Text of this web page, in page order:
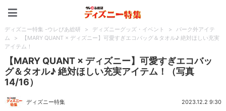
ディズニー特集 -ウレぴあ総研 > ディズニーグッズ・イベント >
パーク外アイテ
ム
>
【MARY QUANT × ディズニー】可愛すぎエコバッグ＆タオル♪ 絶対ほしい充実
アイテム！
【MARY QUANT × ディズニー】可愛すぎエコバッ
グ＆タオル♪ 絶対ほしい充実アイテム！（写真
14/16）
ディズニー特集 2023.12.2 9:30